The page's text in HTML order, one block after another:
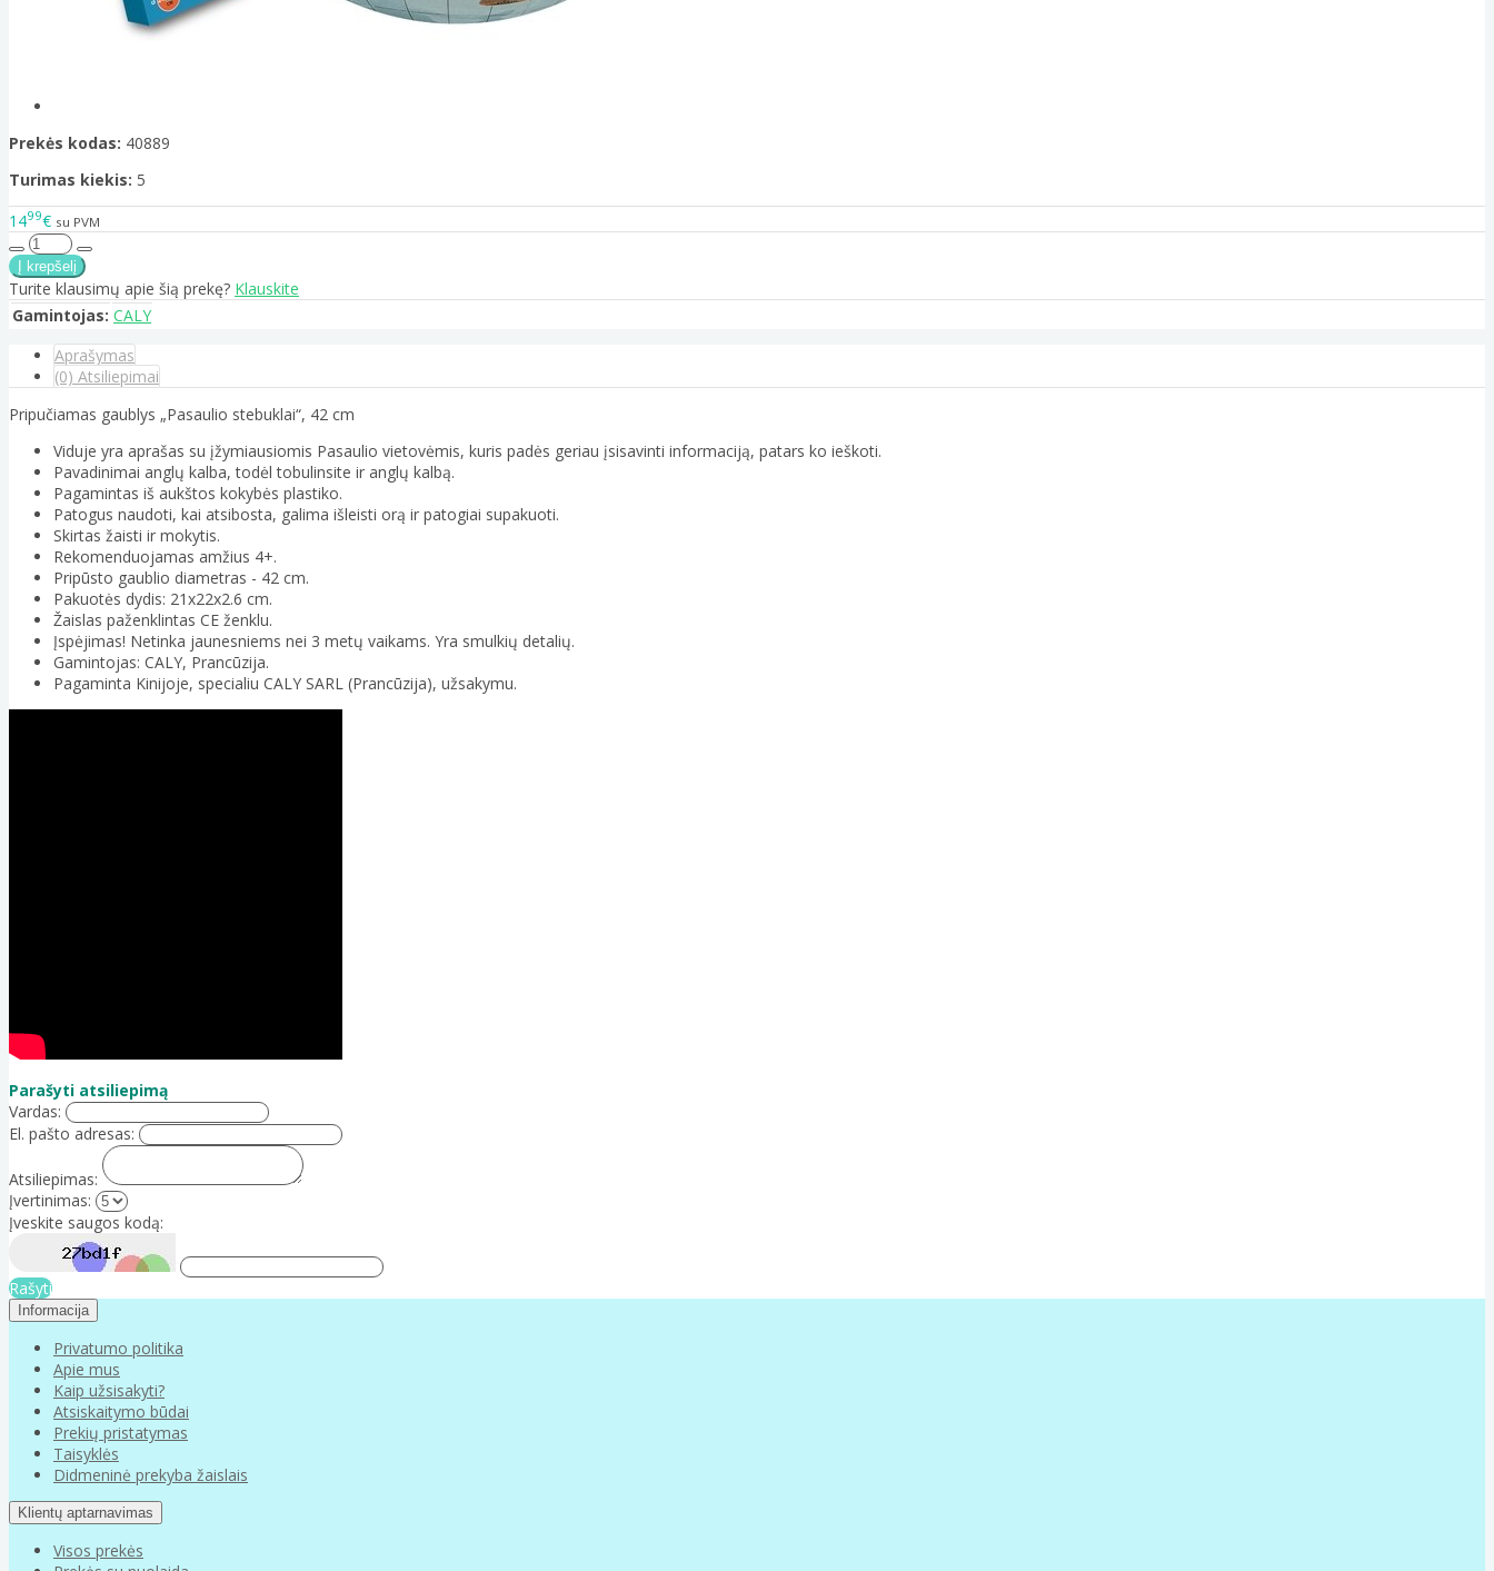
Prekės kodas: 40889
Turimas kiekis: 5
1499€ su PVM
Turite klausimų apie šią prekę? Klauskite
Gamintojas: CALY
Aprašymas
(0) Atsiliepimai
Pripučiamas gaublys „Pasaulio stebuklai“, 42 cm
Viduje yra aprašas su įžymiausiomis Pasaulio vietovėmis, kuris padės geriau įsisavinti informaciją, patars ko ieškoti.
Pavadinimai anglų kalba, todėl tobulinsite ir anglų kalbą.
Pagamintas iš aukštos kokybės plastiko.
Patogus naudoti, kai atsibosta, galima išleisti orą ir patogiai supakuoti.
Skirtas žaisti ir mokytis.
Rekomenduojamas amžius 4+.
Pripūsto gaublio diametras - 42 cm.
Pakuotės dydis: 21x22x2.6 cm.
Žaislas paženklintas CE ženklu.
Įspėjimas! Netinka jaunesniems nei 3 metų vaikams. Yra smulkių detalių.
Gamintojas: CALY, Prancūzija.
Pagaminta Kinijoje, specialiu CALY SARL (Prancūzija), užsakymu.
Parašyti atsiliepimą
Vardas:
El. pašto adresas:
Atsiliepimas:
Įvertinimas:
Įveskite saugos kodą:
Rašyti
Informacija
Privatumo politika
Apie mus
Kaip užsisakyti?
Atsiskaitymo būdai
Prekių pristatymas
Taisyklės
Didmeninė prekyba žaislais
Klientų aptarnavimas
Visos prekės